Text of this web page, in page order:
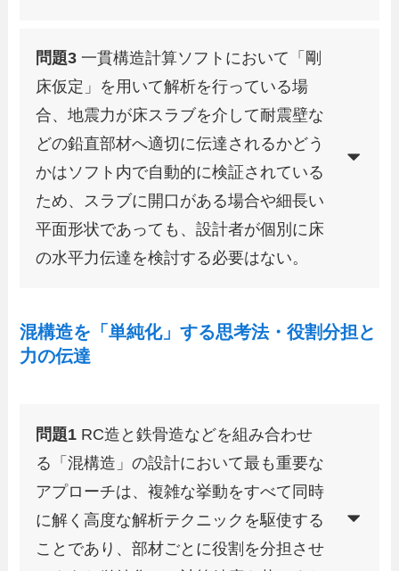
問題3 一貫構造計算ソフトにおいて「剛
床仮定」を用いて解析を行っている場
合、地震力が床スラブを介して耐震壁な
どの鉛直部材へ適切に伝達されるかどう
かはソフト内で自動的に検証されている
ため、スラブに開口がある場合や細長い
平面形状であっても、設計者が個別に床
の水平力伝達を検討する必要はない。
混構造を「単純化」する思考法・役割分担と
力の伝達
問題1 RC造と鉄骨造などを組み合わせ
る「混構造」の設計において最も重要な
アプローチは、複雑な挙動をすべて同時
に解く高度な解析テクニックを駆使する
ことであり、部材ごとに役割を分担させ